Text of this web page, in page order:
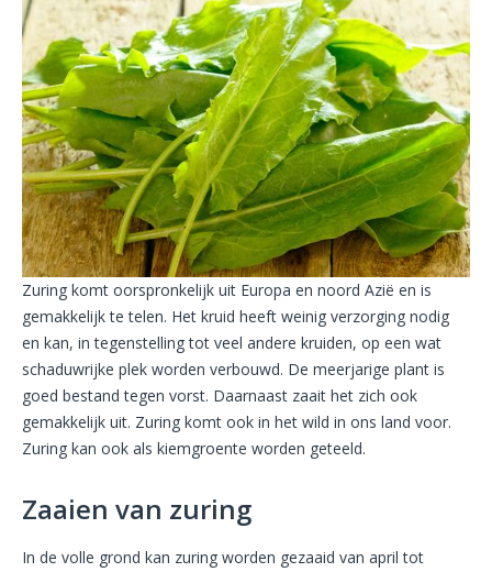
Zuring komt oorspronkelijk uit Europa en noord Azië en is
gemakkelijk te telen. Het kruid heeft weinig verzorging nodig
en kan, in tegenstelling tot veel andere kruiden, op een wat
schaduwrijke plek worden verbouwd. De meerjarige plant is
goed bestand tegen vorst. Daarnaast zaait het zich ook
gemakkelijk uit. Zuring komt ook in het wild in ons land voor.
Zuring kan ook als kiemgroente worden geteeld.
Zaaien van zuring
In de volle grond kan zuring worden gezaaid van april tot